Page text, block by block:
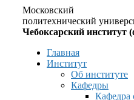
Московский
политехнический
Чебоксарский институт
Главная
Институт
Об институте
Кафедры
Кафедра